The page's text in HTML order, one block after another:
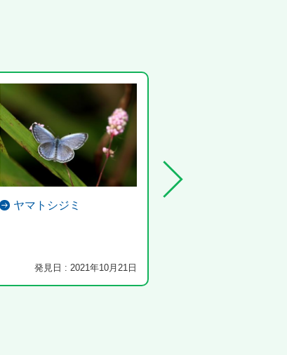
ヤマトシジミ
発見日 : 2021年10月21日